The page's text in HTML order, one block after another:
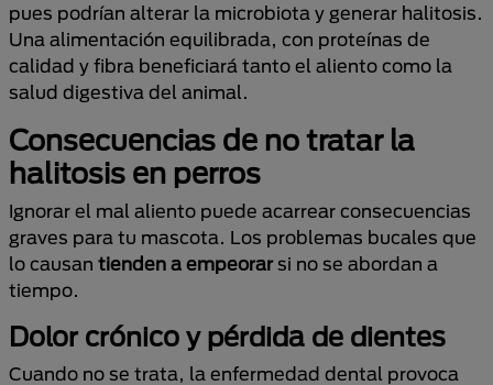
pues podrían alterar la microbiota y generar halitosis.
Una alimentación equilibrada, con proteínas de
calidad y fibra beneficiará tanto el aliento como la
salud digestiva del animal.
Consecuencias de no tratar la
halitosis en perros
Ignorar el mal aliento puede acarrear consecuencias
graves para tu mascota. Los problemas bucales que
lo causan tienden a empeorarsi no se abordan a
tiempo.
Dolor crónico y pérdida de dientes
Cuando no se trata, la enfermedad dental provoca